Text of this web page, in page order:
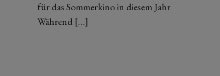
für das Sommerkino in diesem Jahr
Während […]